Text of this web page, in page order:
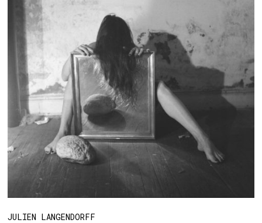
JULIEN LANGENDORFF